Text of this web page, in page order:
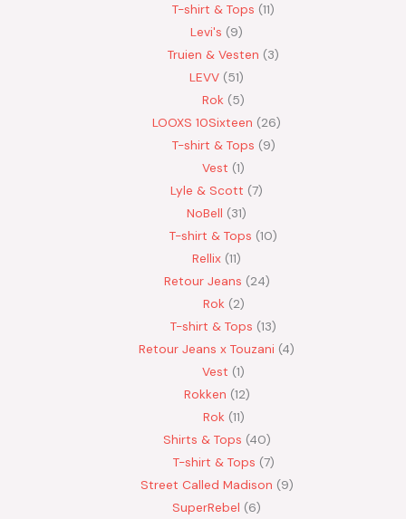
T-shirt & Tops 11
Levi's
9
Truien & Vesten
3
LEVV 51
Rok 5
LOOXS 10Sixteen
26
T-shirt & Tops 9
Vest 1
Lyle & Scott 7
NoBell
31
T-shirt & Tops 10
Rellix 11
Retour Jeans 24
Rok 2
T-shirt & Tops 13
Retour Jeans x Touzani 4
Vest 1
Rokken 12
Rok 11
Shirts & Tops 40
T-shirt & Tops 7
Street Called Madison 9
SuperRebel
6